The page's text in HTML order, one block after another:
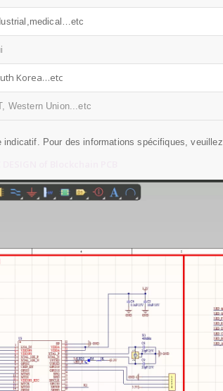
Korea…etc
Western Union...etc
Pour des informations spécifiques, veuillez